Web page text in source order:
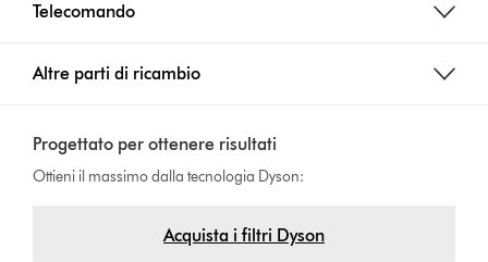
Telecomando
Altre parti di ricambio
Progettato per ottenere risultati
Ottieni il massimo dalla tecnologia Dyson:
Acquista i filtri Dyson